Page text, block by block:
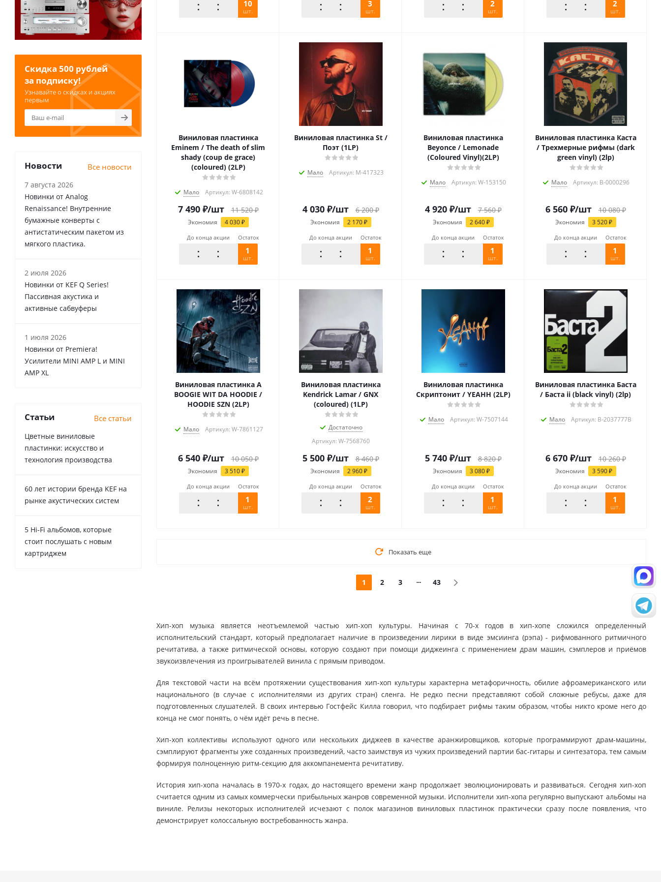
10
шт.
3
шт.
2
шт.
2
шт.
Виниловая пластинка
Eminem / The death of slim
shady (coup de grace)
(coloured) (2LP)
Мало Артикул: W-6808142
7 490₽/шт 11 520₽
Экономия 4 030₽
До конца акции Остаток
1
шт.
Виниловая пластинка St /
Поэт (1LP)
Мало Артикул: M-417323
4 030₽/шт 6 200₽
Экономия 2 170₽
До конца акции Остаток
1
шт.
Виниловая пластинка
Beyonce / Lemonade
(Coloured Vinyl)(2LP)
Мало Артикул: W-153150
4 920₽/шт 7 560₽
Экономия 2 640₽
До конца акции Остаток
1
шт.
Виниловая пластинка Каста
/ Трехмерные рифмы (dark
green vinyl) (2lp)
Мало Артикул: B-0000296
6 560₽/шт 10 080₽
Экономия 3 520₽
До конца акции Остаток
1
шт.
Виниловая пластинка A
BOOGIE WIT DA HOODIE /
HOODIE SZN (2LP)
Мало Артикул: W-7861127
6 540₽/шт 10 050₽
Экономия 3 510₽
До конца акции Остаток
1
шт.
Виниловая пластинка
Kendrick Lamar / GNX
(coloured) (1LP)
Достаточно
Артикул: W-7568760
5 500₽/шт 8 460₽
Экономия 2 960₽
До конца акции Остаток
2
шт.
Виниловая пластинка
Скриптонит / YEAHH (2LP)
Мало Артикул: W-7507144
5 740₽/шт 8 820₽
Экономия 3 080₽
До конца акции Остаток
1
шт.
Виниловая пластинка Баста
/ Баста ii (black vinyl) (2lp)
Мало Артикул: B-2037777B
6 670₽/шт 10 260₽
Экономия 3 590₽
До конца акции Остаток
1
шт.
Показать еще
1 2 3 43
Хип-хоп музыка является неотъемлемой частью хип-хоп культуры. Начиная с 70-х годов в хип-хопе сложился определенный
исполнительский стандарт, который предполагает наличие в произведении лирики в виде эмсиинга (рэпа) - рифмованного ритмичного
речитатива, а также ритмической основы, которую создают при помощи диджеинга с применением драм машин, сэмплеров и приёмов
звукоизвлечения из проигрывателей винила с прямым приводом.
Для текстовой части на всём протяжении существования хип-хоп культуры характерна метафоричность, обилие афроамериканского или
национального (в случае с исполнителями из других стран) сленга. Не редко песни представляют собой сложные ребусы, даже для
подготовленных слушателей. В своих интервью Гостфейс Килла говорил, что подбирает рифмы таким образом, чтобы никто кроме него до
конца не смог понять, о чём идёт речь в песне.
Хип-хоп коллективы используют одного или нескольких диджеев в качестве аранжировщиков, которые программируют драм-машины,
сэмплируют фрагменты уже созданных произведений, часто заимствуя из чужих произведений партии бас-гитары и синтезатора, тем самым
формируя полноценную ритм-секцию для аккомпанемента речитативу.
История хип-хопа началась в 1970-х годах, до настоящего времени жанр продолжает эволюционировать и развиваться. Сегодня хип-хоп
считается одним из самых коммерчески прибыльных жанров современной музыки. Исполнители хип-хопа регулярно выпускают альбомы на
виниле. Релизы некоторых исполнителей исчезают с полок магазинов виниловых пластинок практически сразу после появления, что
демонстрирует колоссальную востребованность жанра.
Скидка 500 рублей
за подписку!
Узнавайте о скидках и акциях
первым
Новости Все новости
7 августа 2026
Новинки от Analog
Renaissance! Внутренние
бумажные конверты с
антистатическим пакетом из
мягкого пластика.
2 июля 2026
Новинки от KEF Q Series!
Пассивная акустика и
активные сабвуферы
1 июля 2026
Новинки от Premiera!
Усилители MINI AMP L и MINI
AMP XL
Статьи Все статьи
Цветные виниловые
пластинки: искусство и
технология производства
60 лет истории бренда KEF на
рынке акустических систем
5 Hi-Fi альбомов, которые
стоит послушать с новым
картриджем